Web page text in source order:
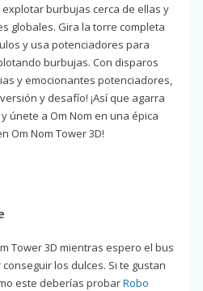
burbujas cerca de ellas y
globales. Gira la torre completa
y usa potenciadores para
burbujas. Con disparos
y emocionantes potenciadores,
y desafío! ¡Así que agarra
únete a Om Nom en una épica
Om Nom Tower 3D!
Tower 3D mientras espero el bus
los dulces. Si te gustan
este deberías probarRobo